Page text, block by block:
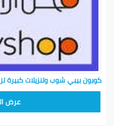
كوبون بيبي شوب وتنزيلات كبيرة تزيد عن 70% على
عرض